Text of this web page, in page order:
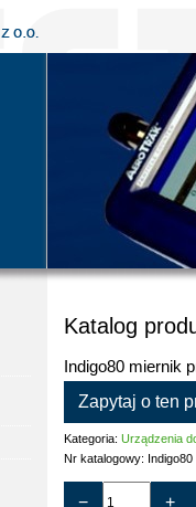
Katalog
Indigo80 miernik
Zapytaj o ten
Kategoria: Urządzenia
Nr katalogowy: Indigo80
− +